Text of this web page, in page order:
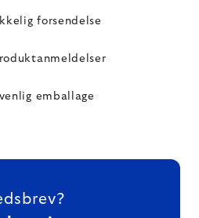
forsendelse
emballage